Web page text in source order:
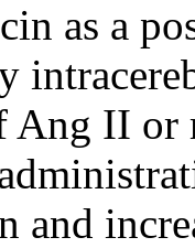
as a
II or
and